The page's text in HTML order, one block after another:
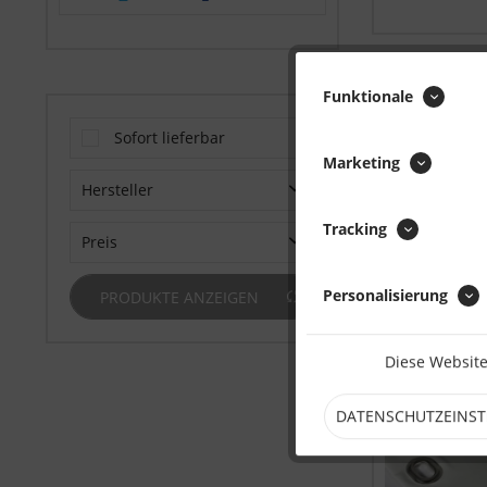
Sofort lieferbar
Hersteller
H.E.L.P. Technische Planenkonfektions GmbH
Preis
PRODUKTE ANZEIGEN
Funktionale
Marketing
Tracking
Personalisierung
Diese